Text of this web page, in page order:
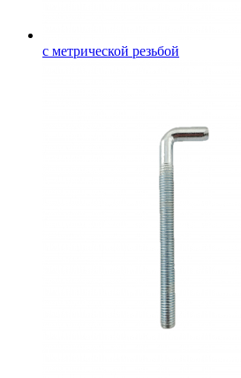
с метрической резьбой